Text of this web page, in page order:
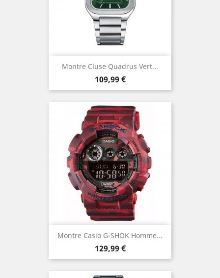
Montre Cluse Quadrus Vert...
Prix
109,99 €
Montre Casio G-SHOK Homme...
Prix
129,99 €